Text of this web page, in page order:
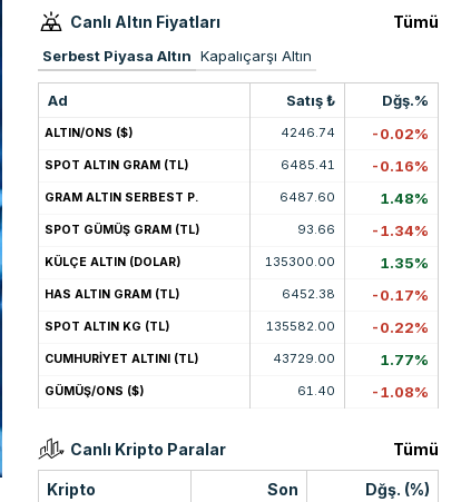
Canlı Altın Fiyatları Tümü
Serbest Piyasa Altın Kapalıçarşı Altın
Ad Satış ₺ Dğş.%
ALTIN/ONS ($) 4246.74 -0.02%
SPOT ALTIN GRAM (TL) 6485.41 -0.16%
GRAM ALTIN SERBEST P. 6487.60 1.48%
SPOT GÜMÜŞ GRAM (TL) 93.66 -1.34%
KÜLÇE ALTIN (DOLAR) 135300.00 1.35%
HAS ALTIN GRAM (TL) 6452.38 -0.17%
SPOT ALTIN KG (TL) 135582.00 -0.22%
CUMHURİYET ALTINI (TL) 43729.00 1.77%
GÜMÜŞ/ONS ($) 61.40 -1.08%
Canlı Kripto Paralar Tümü
Kripto Son Dğş. (%)